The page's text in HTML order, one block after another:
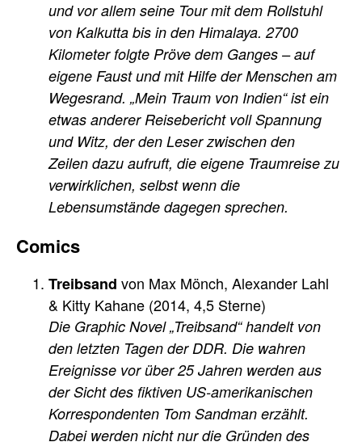
und vor allem seine Tour mit dem Rollstuhl
von Kalkutta bis in den Himalaya. 2700
Kilometer folgte Pröve dem Ganges – auf
eigene Faust und mit Hilfe der Menschen am
Wegesrand. „Mein Traum von Indien“ ist ein
etwas anderer Reisebericht voll Spannung
und Witz, der den Leser zwischen den
Zeilen dazu aufruft, die eigene Traumreise zu
verwirklichen, selbst wenn die
Lebensumstände dagegen sprechen.
Comics
Treibsand von Max Mönch, Alexander Lahl
& Kitty Kahane (2014, 4,5 Sterne)
Die Graphic Novel „Treibsand“ handelt von
den letzten Tagen der DDR. Die wahren
Ereignisse vor über 25 Jahren werden aus
der Sicht des fiktiven US-amerikanischen
Korrespondenten Tom Sandman erzählt.
Dabei werden nicht nur die Gründen des